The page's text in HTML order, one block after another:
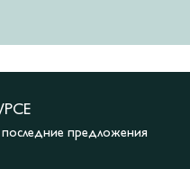
последние предложения